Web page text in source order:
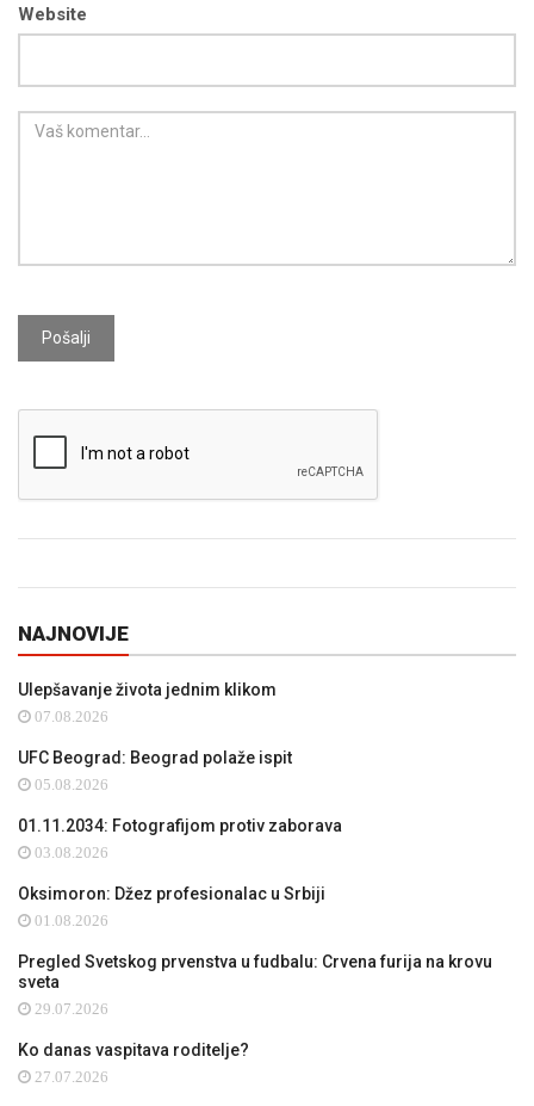
Website
Pošalji
NAJNOVIJE
Ulepšavanje života jednim klikom
07.08.2026
UFC Beograd: Beograd polaže ispit
05.08.2026
01.11.2034: Fotografijom protiv zaborava
03.08.2026
Oksimoron: Džez profesionalac u Srbiji
01.08.2026
Pregled Svetskog prvenstva u fudbalu: Crvena furija na krovu
sveta
29.07.2026
Ko danas vaspitava roditelje?
27.07.2026